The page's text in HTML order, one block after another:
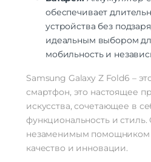
обеспечивает
устройства без
идеальным выбором
мобильность и
Samsung Galaxy Z Fold6 –
смартфон, это настоящее
искусства, сочетающее в
функциональность и стиль.
незаменимым помощником
качество и инновации.